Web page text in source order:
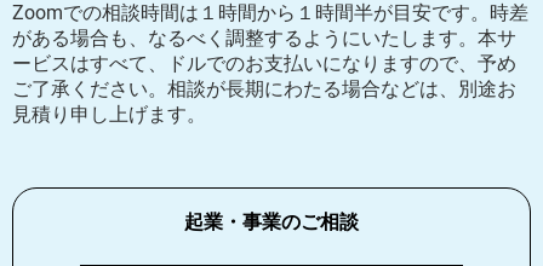
Zoomでの相談時間は１時間から１時間半が目安です。時差
がある場合も、なるべく調整するようにいたします。本サ
ービスはすべて、ドルでのお支払いになりますので、予め
ご了承ください。相談が長期にわたる場合などは、別途お
見積り申し上げます。
起業・事業のご相談